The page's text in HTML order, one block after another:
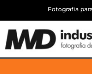
Fotografia